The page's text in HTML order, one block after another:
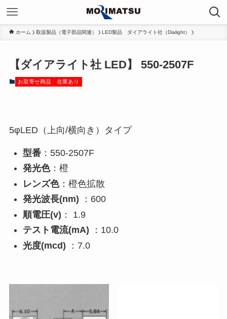
ホーム 取扱製品（電子部品関連） LED製品 ダイアライト社（Dialight）
【ダイアライト社 LED】 550-2507F
お取寄せ商品 在庫あり
5φLED（上向/横向き）タイプ
型番：550-2507F
発光色：橙
レンズ色：橙色拡散
発光波長(nm) ：600
順電圧(v) ： 1.9
テスト電流(mA) ：10.0
光度(mcd)
：7.0